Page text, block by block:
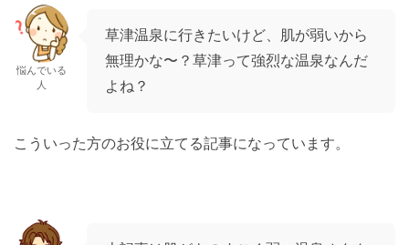
悩んでいる
人
草津温泉に行きたいけど、肌が弱いから
無理かな〜？草津って強烈な温泉なんだ
よね？
こういった方のお役に立てる記事になっています。